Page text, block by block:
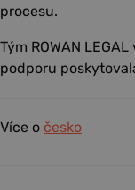
procesu.
Tým ROWAN
podporu
Více o česko